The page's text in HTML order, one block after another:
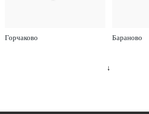
Горчаково Бараново
↓